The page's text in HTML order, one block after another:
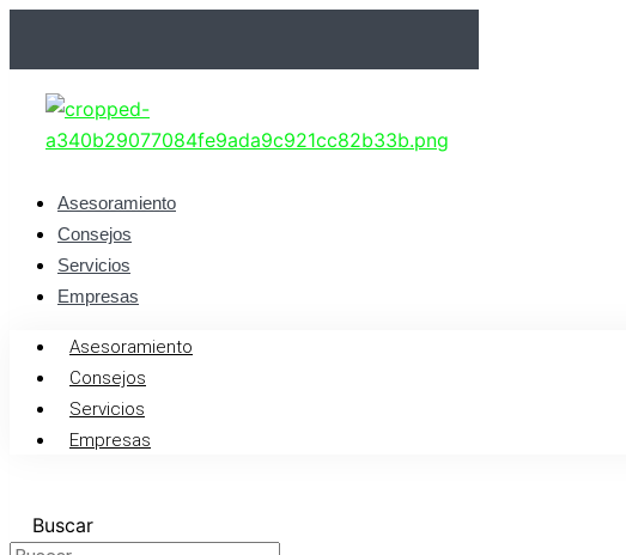
Ir
contenido
Asesoramiento
Consejos
Servicios
Empresas
Asesoramiento
Consejos
Servicios
Empresas
Buscar